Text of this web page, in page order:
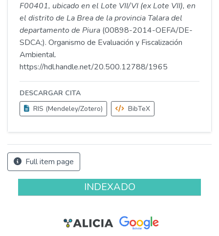
F00401, ubicado en el Lote VII/VI (ex Lote VII), en
el distrito de La Brea de la provincia Talara del
departamento de Piura (00898-2014-OEFA/DE-
SDCA;). Organismo de Evaluación y Fiscalización
Ambiental.
https://hdl.handle.net/20.500.12788/1965
DESCARGAR CITA
RIS (Mendeley/Zotero)
BibTeX
Full item page
INDEXADO